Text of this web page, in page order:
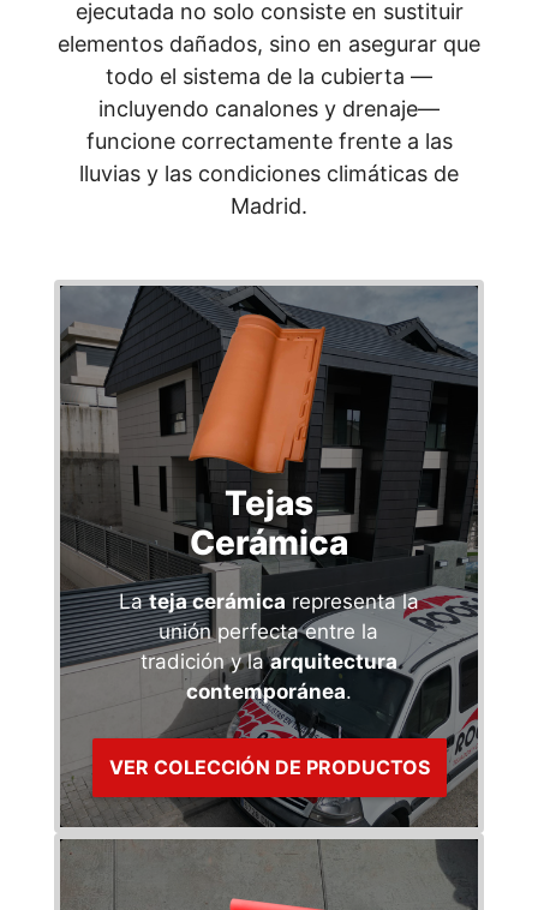
ejecutada no solo consiste en sustituir
elementos dañados, sino en asegurar que
todo el sistema de la cubierta —
incluyendo canalones y drenaje—
funcione correctamente frente a las
lluvias y las condiciones climáticas de
Madrid.
Tejas
Cerámica
Lateja cerámica representa la
unión perfecta entre la
tradición y laarquitectura
contemporánea.
VER COLECCIÓN DE PRODUCTOS